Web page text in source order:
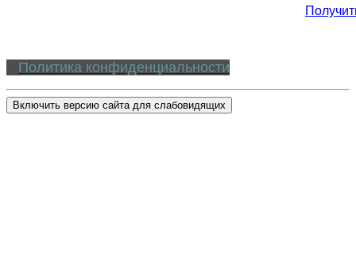
Политика конфиденциальности
Включить версию сайта для слабовидящих